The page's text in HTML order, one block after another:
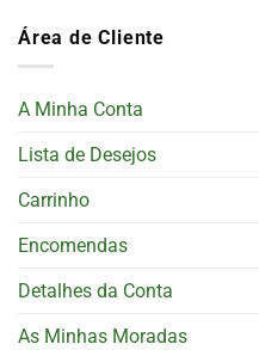
Área de Cliente
A Minha Conta
Lista de Desejos
Carrinho
Encomendas
Detalhes da Conta
As Minhas Moradas